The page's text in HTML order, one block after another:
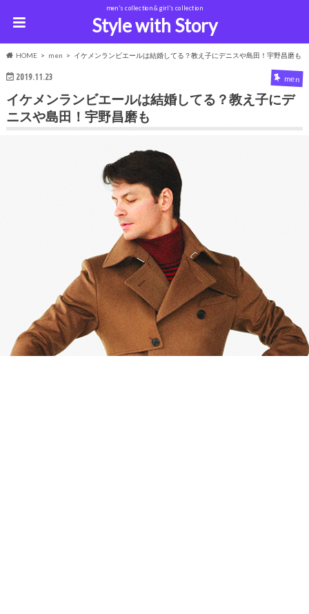
men's collection & girl's collection
Style with Story
HOME men イケメンランビエールは結婚してる？教え子にデニスや島田！宇野昌磨も
2019.11.23 men
イケメンランビエールは結婚してる？教え子にデ
ニスや島田！宇野昌磨も